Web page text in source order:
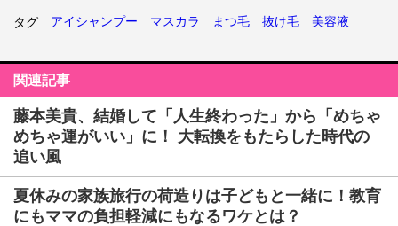
タグ アイシャンプー マスカラ まつ毛 抜け毛 美容液
関連記事
藤本美貴、結婚して「人生終わった」から「めちゃ
めちゃ運がいい」に！ 大転換をもたらした時代の
追い風
夏休みの家族旅行の荷造りは子どもと一緒に！教育
にもママの負担軽減にもなるワケとは？